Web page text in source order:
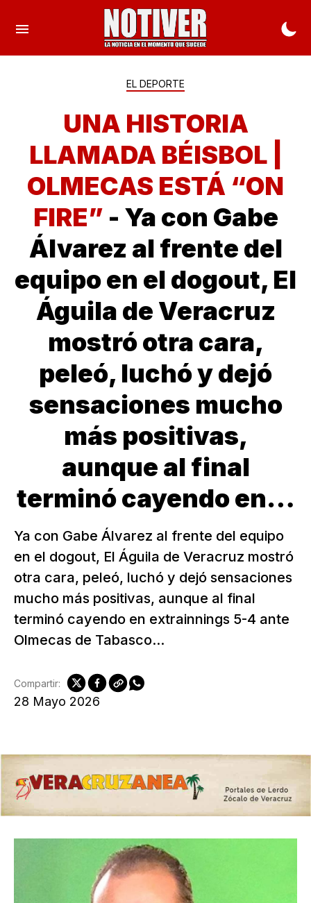
EL DEPORTE
UNA HISTORIA
LLAMADA BÉISBOL |
OLMECAS ESTÁ “ON
FIRE” - Ya con Gabe
Álvarez al frente del
equipo en el dogout, El
Águila de Veracruz
mostró otra cara,
peleó, luchó y dejó
sensaciones mucho
más positivas,
aunque al final
terminó cayendo en…
Ya con Gabe Álvarez al frente del equipo
en el dogout, El Águila de Veracruz mostró
otra cara, peleó, luchó y dejó sensaciones
mucho más positivas, aunque al final
terminó cayendo en extrainnings 5-4 ante
Olmecas de Tabasco...
28 Mayo 2026
Compartir: